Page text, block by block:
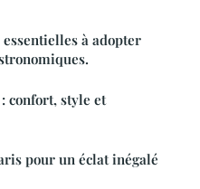
à adopter
confort, style et
pour un éclat inégalé